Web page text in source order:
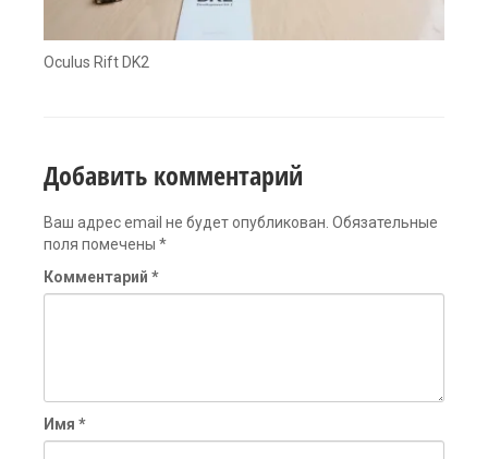
Oculus Rift DK2
Добавить комментарий
Ваш адрес email не будет опубликован. Обязательные
поля помечены *
Комментарий *
Имя *